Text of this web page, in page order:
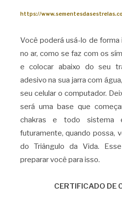
https://
Você poderá usá-lo de forma
no ar, como se faz com os
e colocar abaixo do seu
adesivo na sua jarra com
seu celular o computador.
será uma base que
chakras e todo sistema
futuramente, quando possa,
do Triângulo da Vida.
preparar você para isso.
CERTIFICADO DE